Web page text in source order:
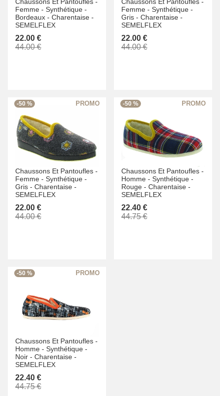
Femme - Synthétique -
Bordeaux - Charentaise -
SEMELFLEX
22.00 €
44.00 €
Femme - Synthétique -
Gris - Charentaise -
SEMELFLEX
22.00 €
44.00 €
-50 %
Chaussons Et Pantoufles -
Femme - Synthétique -
Gris - Charentaise -
SEMELFLEX
22.00 €
44.00 €
-50 %
Chaussons Et Pantoufles -
Homme - Synthétique -
Rouge - Charentaise -
SEMELFLEX
22.40 €
44.75 €
-50 %
Chaussons Et Pantoufles -
Homme - Synthétique -
Noir - Charentaise -
SEMELFLEX
22.40 €
44.75 €